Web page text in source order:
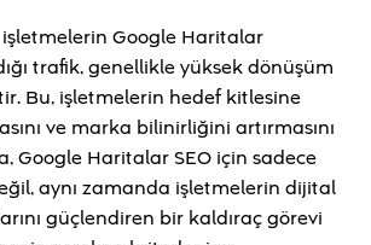
Google Haritalar
trafik, genellikle yüksek dönüşüm
Bu, işletmelerin hedef kitlesine
ve marka bilinirliğini artırmasını
Google Haritalar SEO için sadece
aynı zamanda işletmelerin dijital
güçlendiren bir kaldıraç görevi